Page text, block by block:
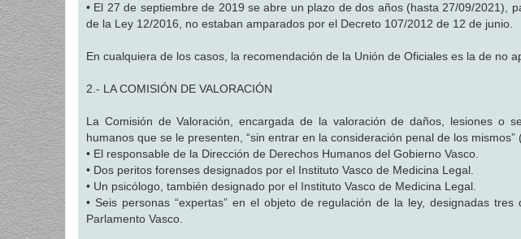
• El 27 de septiembre de 2019 se abre un plazo de dos años (hasta 27/09/2021),
de la Ley 12/2016, no estaban amparados por el Decreto 107/2012 de 12 de junio.
En cualquiera de los casos, la recomendación de la Unión de Oficiales es la de no
2.- LA COMISIÓN DE VALORACIÓN
La Comisión de Valoración, encargada de la valoración de daños, lesiones o
humanos que se le presenten, “sin entrar en la consideración penal de los
• El responsable de la Dirección de Derechos Humanos del Gobierno Vasco.
• Dos peritos forenses designados por el Instituto Vasco de Medicina Legal.
• Un psicólogo, también designado por el Instituto Vasco de Medicina Legal.
• Seis personas “expertas” en el objeto de regulación de la ley, designadas
Parlamento Vasco.